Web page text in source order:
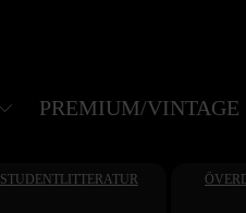
PREMIUM/VINTAGE